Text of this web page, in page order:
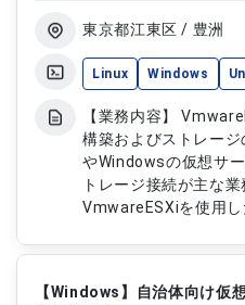
東京都江東区 / 豊洲
Linux Windows
【業務内容】
構築およびストレー
やWindowsの仮想サ
トレージ接続が主な業務です。 【
VmwareESXiを使用し
iSCSIを使用したスト
HPEDL360および
【Windows】自治体向け仮